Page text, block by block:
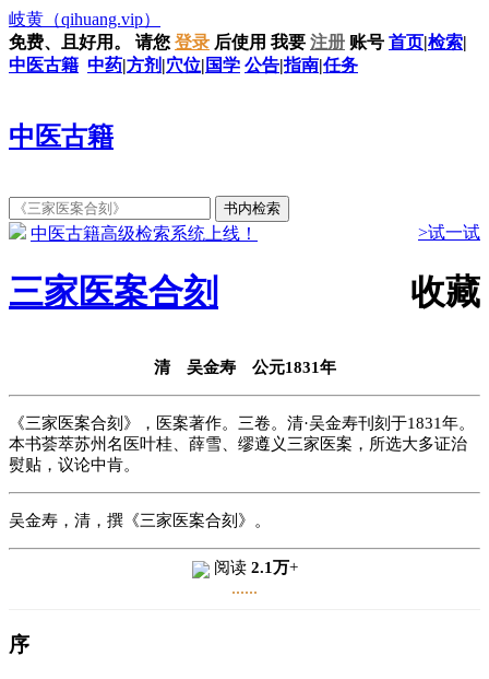
岐黄 （qihuang.vip）
免费、且好用。
请您 登录 后使用 我要 注册 账号 首页|检索|
中医古籍 中药|方剂 |穴位| 国学 公告|指南|任务
中医古籍
中医古籍高级检索系统上线！ >试一试
三家医案合刻 收藏
清 吴金寿 公元1831年
《三家医案合刻》，医案著作。三卷。清·吴金寿刊刻于1831年。
本书荟萃苏州名医叶桂、薛雪、缪遵义三家医案，所选大多证治
熨贴，议论中肯。
吴金寿，清，撰《三家医案合刻》。
阅读 2.1万+
......
序